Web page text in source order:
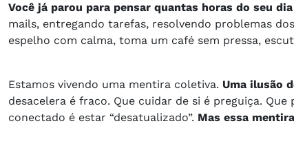
Você já parou para pensar quantas horas do seu
mails, entregando tarefas, resolvendo problemas
espelho com calma, toma um café sem pressa,
Estamos vivendo uma mentira coletiva. Uma ilusão
desacelera é fraco. Que cuidar de si é preguiça.
conectado é estar “desatualizado”. Mas essa